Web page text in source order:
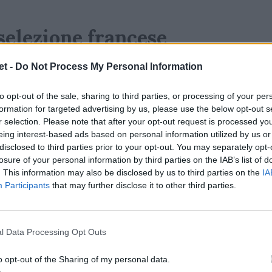
- Do Not Process My Personal Information
opt-out of the sale, sharing to third parties, or processing of your
for targeted advertising by us, please use the below opt-out
selection. Please note that after your opt-out request is processed
interest-based ads based on personal information utilized by us
to third parties prior to your opt-out. You may separately
of your personal information by third parties on the IAB’s list of
This information may also be disclosed by us to third parties on the
Participants that may further disclose it to other third parties.
Data Processing Opt Outs
opt-out of the Sharing of my personal data.
francese
italiana ha superato le selezioni della
ma si è dovuta arrendere in finale ai
francese che ha sfruttato questa
la propria preparazione internazionale.
compiuto è stato il manager dell’Italia
: